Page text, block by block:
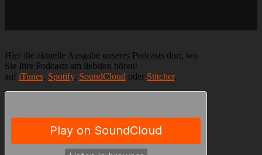
Facebook
+
Google,
Hier die aktuelle Ausgabe unseres Podcasts dort, wo
Sie Ihre Podcasts am liebsten hören:
auf iTunes, Spotify, SoundCloud oder Stitcher.